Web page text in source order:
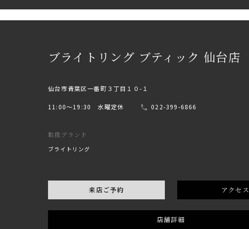
ブライトリング ブティック 仙台店
仙台市青葉区一番町３丁目１０-１
11:00〜19:30 水曜定休 022-399-6866
取扱ブランド
ブライトリング
来店ご予約 アクセス
店舗詳細